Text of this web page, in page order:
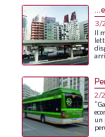
3/
Il
2/
un